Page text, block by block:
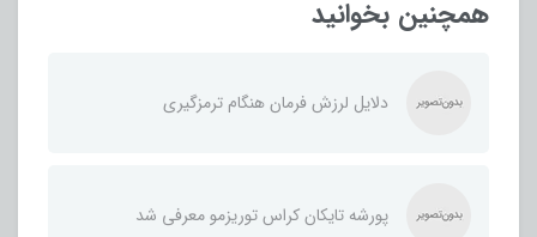
همچنین بخوانید
دلایل لرزش فرمان هنگام ترمزگیری
پورشه تایکان کراس توریزمو معرفی شد